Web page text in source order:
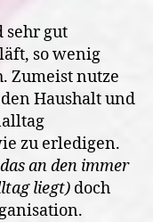
sehr gut
so wenig
Zumeist nutze
Haushalt und
zu erledigen.
an den immer
liegt) doch